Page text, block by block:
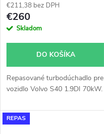
€211,38 bez DPH
€260
Skladom
DO KOŠÍKA
Repasované turbodúchadlo pre
vozidlo Volvo S40 1.9DI 70kW.
REPAS